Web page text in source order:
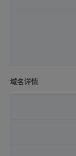
域名详情